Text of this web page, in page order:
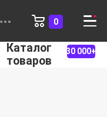
0
Каталог
товаров
30 000+